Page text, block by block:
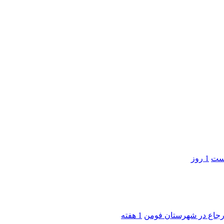
1 روز
ارجاع در شهرستان فومن 1 هفته